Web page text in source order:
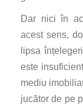
Dar nici în
acest sens,
lipsa
este
mediu
jucător de pe